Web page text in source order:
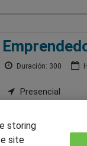
Duración: 300
Presencial
storing
site